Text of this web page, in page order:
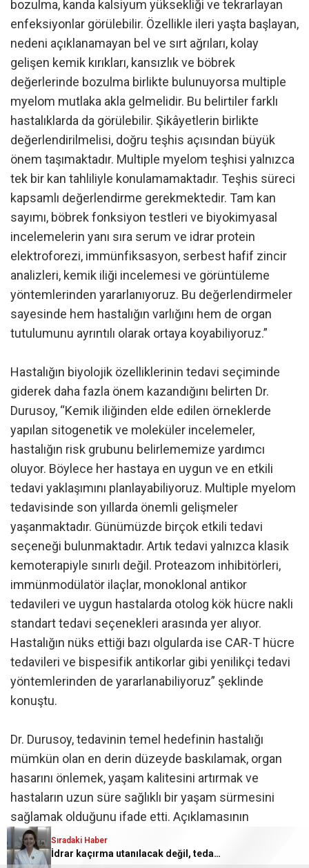
bozulma, kanda kalsiyum yüksekliği ve tekrarlayan
enfeksiyonlar görülebilir. Özellikle ileri yaşta başlayan,
nedeni açıklanamayan bel ve sırt ağrıları, kolay
gelişen kemik kırıkları, kansızlık ve böbrek
değerlerinde bozulma birlikte bulunuyorsa multiple
myelom mutlaka akla gelmelidir. Bu belirtiler farklı
hastalıklarda da görülebilir. Şikâyetlerin birlikte
değerlendirilmelisi, doğru teşhis açısından büyük
önem taşımaktadır. Multiple myelom teşhisi yalnızca
tek bir kan tahliliyle konulamamaktadır. Teşhis süreci
kapsamlı değerlendirme gerekmektedir. Tam kan
sayımı, böbrek fonksiyon testleri ve biyokimyasal
incelemelerin yanı sıra serum ve idrar protein
elektroforezi, immünfiksasyon, serbest hafif zincir
analizleri, kemik iliği incelemesi ve görüntüleme
yöntemlerinden yararlanıyoruz. Bu değerlendirmeler
sayesinde hem hastalığın varlığını hem de organ
tutulumunu ayrıntılı olarak ortaya koyabiliyoruz.”
Hastalığın biyolojik özelliklerinin tedavi seçiminde
giderek daha fazla önem kazandığını belirten Dr.
Durusoy, “Kemik iliğinden elde edilen örneklerde
yapılan sitogenetik ve moleküler incelemeler,
hastalığın risk grubunu belirlememize yardımcı
oluyor. Böylece her hastaya en uygun ve en etkili
tedavi yaklaşımını planlayabiliyoruz. Multiple myelom
tedavisinde son yıllarda önemli gelişmeler
yaşanmaktadır. Günümüzde birçok etkili tedavi
seçeneği bulunmaktadır. Artık tedavi yalnızca klasik
kemoterapiyle sınırlı değil. Proteazom inhibitörleri,
immünmodülatör ilaçlar, monoklonal antikor
tedavileri ve uygun hastalarda otolog kök hücre nakli
standart tedavi seçenekleri arasında yer alıyor.
Hastalığın nüks ettiği bazı olgularda ise CAR-T hücre
tedavileri ve bispesifik antikorlar gibi yenilikçi tedavi
yöntemlerinden de yararlanabiliyoruz” şeklinde
konuştu.
Dr. Durusoy, tedavinin temel hedefinin hastalığı
mümkün olan en derin düzeyde baskılamak, organ
hasarını önlemek, yaşam kalitesini artırmak ve
hastaların uzun süre sağlıklı bir yaşam sürmesini
sağlamak olduğunu ifade etti. Açıklamasının
sonunda toplumda farkındalığın artırılması
gerektiğine dikkat çeken Dr. Sertaç Durusoy, şu
Sıradaki Haber
İdrar kaçırma utanılacak değil, tedavi edilebilecek bir sağlık sorunu